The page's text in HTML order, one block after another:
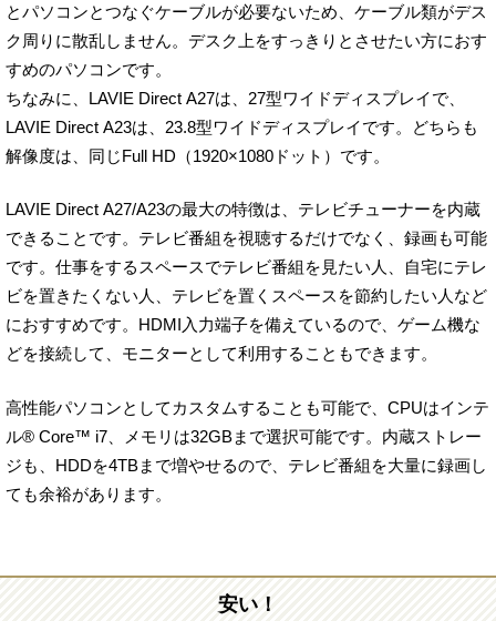
とパソコンとつなぐケーブルが必要ないため、ケーブル類がデス
ク周りに散乱しません。デスク上をすっきりとさせたい方におす
すめのパソコンです。
ちなみに、LAVIE Direct A27は、27型ワイドディスプレイで、
LAVIE Direct A23は、23.8型ワイドディスプレイです。どちらも
解像度は、同じFull HD（1920×1080ドット）です。
LAVIE Direct A27/A23の最大の特徴は、テレビチューナーを内蔵
できることです。テレビ番組を視聴するだけでなく、録画も可能
です。仕事をするスペースでテレビ番組を見たい人、自宅にテレ
ビを置きたくない人、テレビを置くスペースを節約したい人など
におすすめです。HDMI入力端子を備えているので、ゲーム機な
どを接続して、モニターとして利用することもできます。
高性能パソコンとしてカスタムすることも可能で、CPUはインテ
ル® Core™ i7、メモリは32GBまで選択可能です。内蔵ストレー
ジも、HDDを4TBまで増やせるので、テレビ番組を大量に録画し
ても余裕があります。
安い！